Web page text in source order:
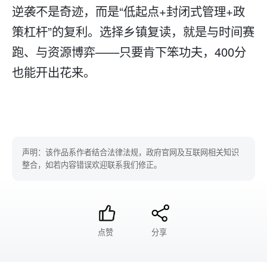
逆袭不是奇迹，而是“低起点+封闭式管理+政
策杠杆”的复利。选择乡镇复读，就是与时间赛
跑、与资源博弈——只要肯下笨功夫，400分
也能开出花来。
声明：该作品系作者结合法律法规，政府官网及互联网相关知识
整合，如若内容错误欢迎联系我们修正。
点赞 分享